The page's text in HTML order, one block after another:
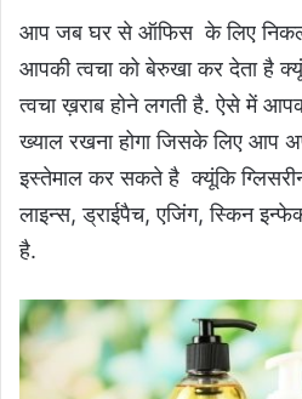
आप जब घर से ऑफिस के लिए
आपकी त्वचा को बेरुखा कर देता है
त्वचा ख़राब होने लगती है. ऐसे में
ख्याल रखना होगा जिसके लिए आप
इस्तेमाल कर सकते है क्यूंकि
लाइन्स, ड्राईपैच, एजिंग, स्किन
है.